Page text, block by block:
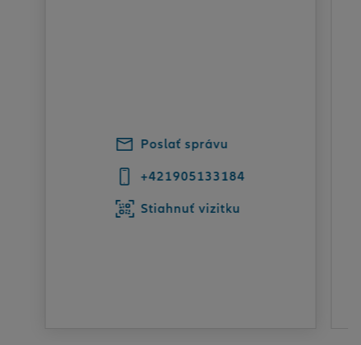
Poslať správu
+421905133184
Stiahnuť vizitku